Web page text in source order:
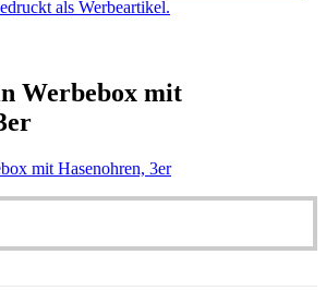
Werbebox mit
mit Hasenohren, 3er